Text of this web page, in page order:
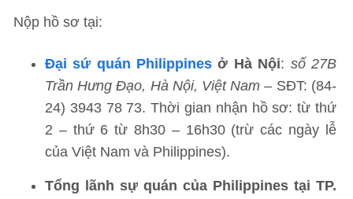
Nộp hồ sơ tại:
Đại sứ quán Philippines ở Hà Nội: số 27B
Trần Hưng Đạo, Hà Nội, Việt Nam – SĐT: (84-
24) 3943 78 73. Thời gian nhận hồ sơ: từ thứ
2 – thứ 6 từ 8h30 – 16h30 (trừ các ngày lễ
của Việt Nam và Philippines).
Tổng lãnh sự quán của Philippines tại TP.